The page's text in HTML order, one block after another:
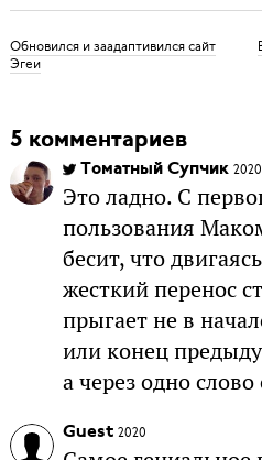
Обновился и заадаптивился сайт
Эгеи
5 комментариев
Томатный Супчик 2020
Это ладно. С
пользования
бесит, что
жесткий перенос
прыгает не в
или конец
а через одно
Guest 2020